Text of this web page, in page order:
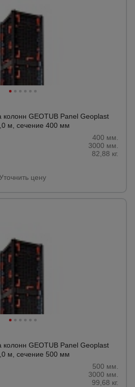
колонн GEOTUB Panel Geoplast
м, сечение 400 мм
400 мм.
3000 мм.
82,88 кг.
Уточнить цену
колонн GEOTUB Panel Geoplast
м, сечение 500 мм
500 мм.
3000 мм.
99,68 кг.